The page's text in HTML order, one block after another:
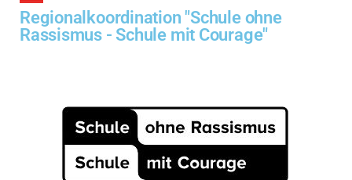
Regionalkoordination "Schule ohne
Rassismus - Schule mit Courage"